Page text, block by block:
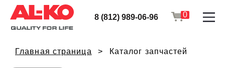
8 (812) 989-06-96 0
Главная страница Каталог запчастей